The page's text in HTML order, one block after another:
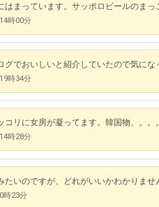
はまっています。サッポロビールのまっ
時00分
グでおいしいと紹介していたので気にな
時34分
コリに女房が凝ってます。韓国物、。
時28分
たいのですが、どれがいいかわかりませ
時23分